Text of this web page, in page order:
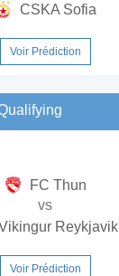
CSKA Sofia
Voir Prédiction
FC Thun
vs
Reykjavik
Voir Prédiction